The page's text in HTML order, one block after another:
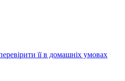
її в домашніх умовах